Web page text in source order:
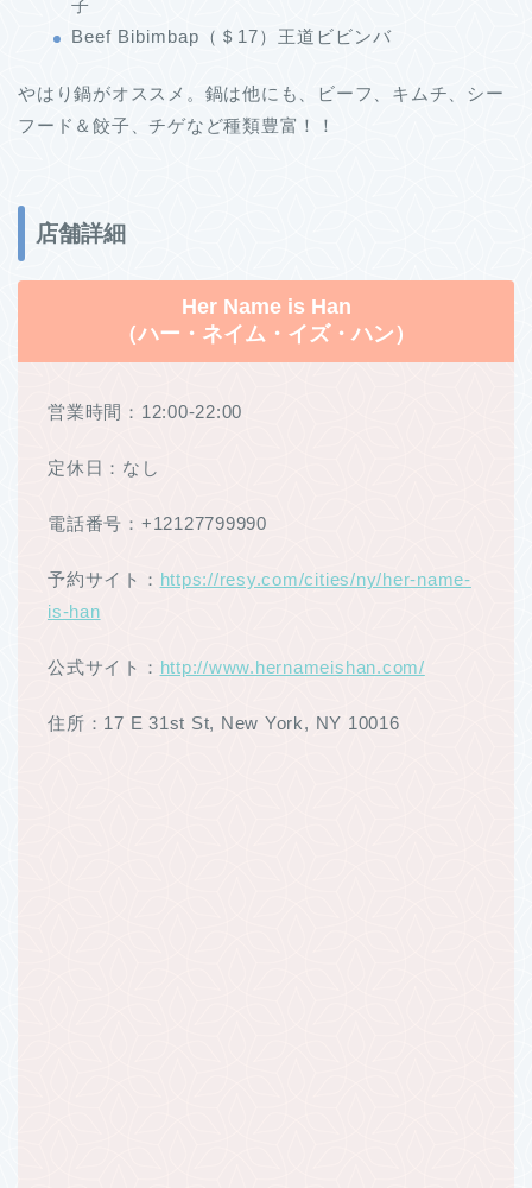
子
Beef Bibimbap（＄17）王道ビビンバ
やはり鍋がオススメ。鍋は他にも、ビーフ、キムチ、シー
フード＆餃子、チゲなど種類豊富！！
店舗詳細
Her Name is Han
（ハー・ネイム・イズ・ハン）
営業時間：12:00-22:00
定休日：なし
電話番号：+12127799990
予約サイト： https://resy.com/cities/ny/her-name-
is-han
公式サイト： http://www.hernameishan.com/
住所：17 E 31st St, New York, NY 10016